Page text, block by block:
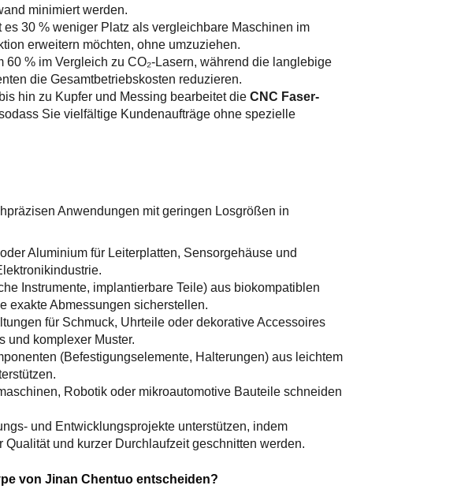
minimiert werden.
30 % weniger Platz als vergleichbare Maschinen im
erweitern möchten, ohne umzuziehen.
% im Vergleich zu CO₂-Lasern, während die langlebige
die Gesamtbetriebskosten reduzieren.
hin zu Kupfer und Messing bearbeitet die CNC Faser-
Sie vielfältige Kundenaufträge ohne spezielle
Anwendungen mit geringen Losgrößen in
Aluminium für Leiterplatten, Sensorgehäuse und
Instrumente, implantierbare Teile) aus biokompatiblen
exakte Abmessungen sicherstellen.
für Schmuck, Uhrteile oder dekorative Accessoires
und komplexer Muster.
(Befestigungselemente, Halterungen) aus leichtem
Robotik oder mikroautomotive Bauteile schneiden
und Entwicklungsprojekte unterstützen, indem
und kurzer Durchlaufzeit geschnitten werden.
von Jinan Chentuo entscheiden?